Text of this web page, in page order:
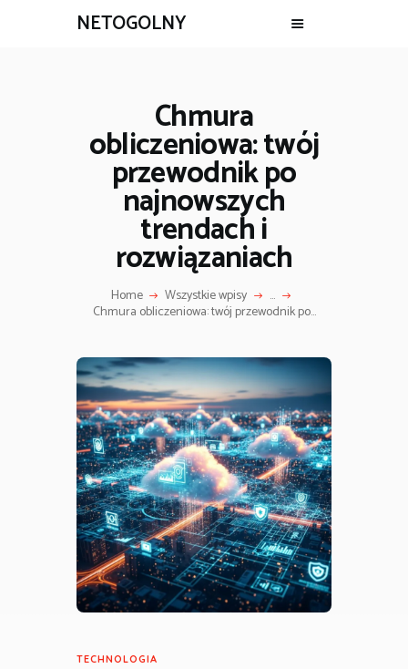
NETOGOLNY
Chmura
obliczeniowa: twój
przewodnik po
najnowszych
trendach i
rozwiązaniach
Home Wszystkie wpisy ...
Chmura obliczeniowa: twój przewodnik po...
TECHNOLOGIA